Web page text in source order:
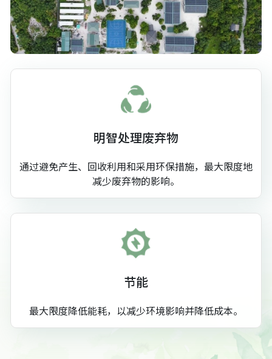
明智处理废弃物
通过避免产生、回收利用和采用环保措施，最大限度地
减少废弃物的影响。
节能
最大限度降低能耗，以减少环境影响并降低成本。